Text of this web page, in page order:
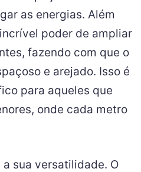
as energias. Além
poder de ampliar
fazendo com que o
e arejado. Isso é
para aqueles que
onde cada metro
sua versatilidade. O